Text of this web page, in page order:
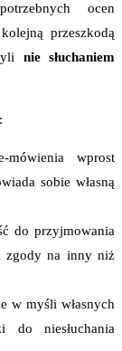
ocen
przeszkodą
nie słuchaniem
wprost
sobie własną
do przyjmowania
zgody na inny niż
w myśli własnych
do niesłuchania